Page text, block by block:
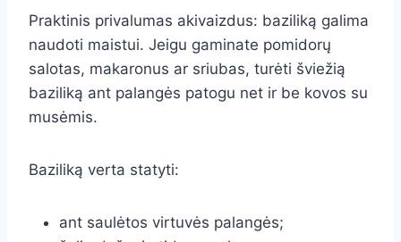
Praktinis privalumas akivaizdus: baziliką galima
naudoti maistui. Jeigu gaminate pomidorų
salotas, makaronus ar sriubas, turėti šviežią
baziliką ant palangės patogu net ir be kovos su
musėmis.
Baziliką verta statyti:
ant saulėtos virtuvės palangės;